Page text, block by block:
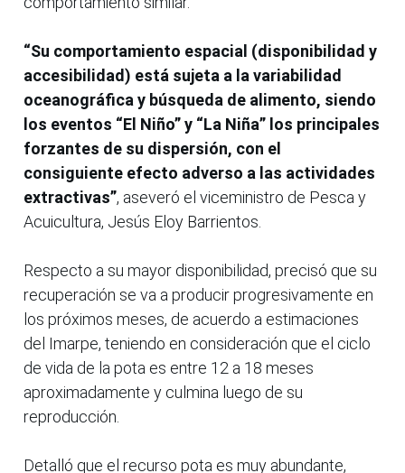
“Su comportamiento espacial (disponibilidad y
accesibilidad) está sujeta a la variabilidad
oceanográfica y búsqueda de alimento, siendo
los eventos “El Niño” y “La Niña” los principales
forzantes de su dispersión, con el
consiguiente efecto adverso a las actividades
extractivas”, aseveró el viceministro de Pesca y
Acuicultura, Jesús Eloy Barrientos.
Respecto a su mayor disponibilidad, precisó que su
recuperación se va a producir progresivamente en
los próximos meses, de acuerdo a estimaciones
del Imarpe, teniendo en consideración que el ciclo
de vida de la pota es entre 12 a 18 meses
aproximadamente y culmina luego de su
reproducción.
Detalló que el recurso pota es muy abundante,